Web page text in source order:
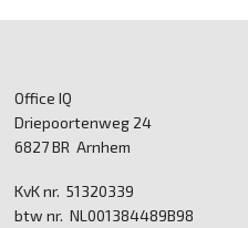
Office IQ
Driepoortenweg 24
6827 BR Arnhem
KvK nr. 51320339
btw nr. NL001384489B98